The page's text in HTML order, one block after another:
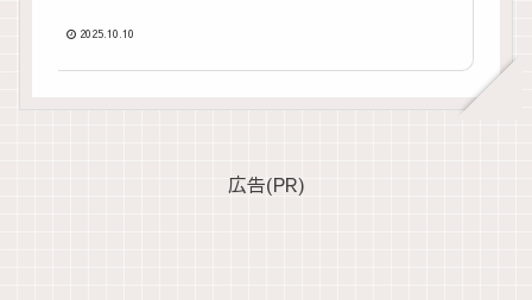
2025.10.10
広告(PR)